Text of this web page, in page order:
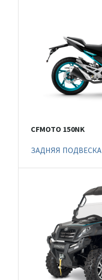
CFMOTO 150NK
ЗАДНЯЯ ПОДВЕСКА